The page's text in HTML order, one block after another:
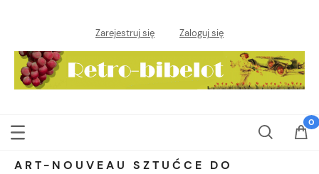
Zarejestruj się Zaloguj się
ART-NOUVEAU SZTUĆCE DO